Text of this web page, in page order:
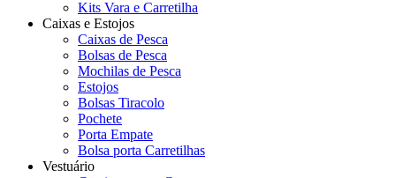
Kits Vara e Carretilha
Caixas e Estojos
Caixas de Pesca
Bolsas de Pesca
Mochilas de Pesca
Estojos
Bolsas Tiracolo
Pochete
Porta Empate
Bolsa porta Carretilhas
Vestuário